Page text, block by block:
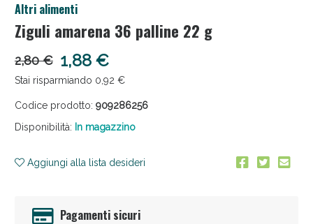
Altri alimenti
Ziguli amarena 36 palline 22 g
2,80 € 1,88 €
Stai risparmiando 0,92 €
Codice prodotto: 909286256
Disponibilità: In magazzino
Aggiungi alla lista desideri
Pagamenti sicuri
Anticellulite e Fanghi: Sconto fino al 40% valido
oggi!